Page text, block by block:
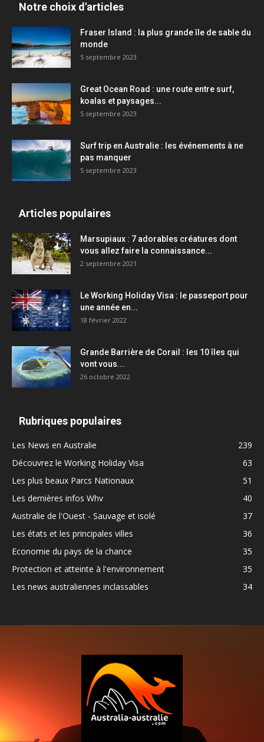
Notre choix d'articles
Fraser Island : la plus grande île de sable du
monde
5 septembre 2023
Great Ocean Road : une route entre surf,
koalas et paysages...
5 septembre 2023
Surf trip en Australie : les événements à ne
pas manquer
5 septembre 2023
Articles populaires
Marsupiaux : 7 adorables créatures dont
vous allez faire la connaissance...
2 septembre 2021
Le Working Holiday Visa : le passeport pour
une année en...
18 février 2022
Grande Barrière de Corail : les 10 îles qui
vont vous...
26 octobre 2022
Rubriques populaires
Les News en Australie
239
Découvrez le Working Holiday Visa
63
Les plus beaux Parcs Nationaux
51
Les dernières infos Whv
40
Australie de l'Ouest - Sauvage et isolé
37
Les états et les principales villes
36
Economie du pays de la chance
35
Protection et atteinte à l'environnement
35
Les news australiennes inclassables
34